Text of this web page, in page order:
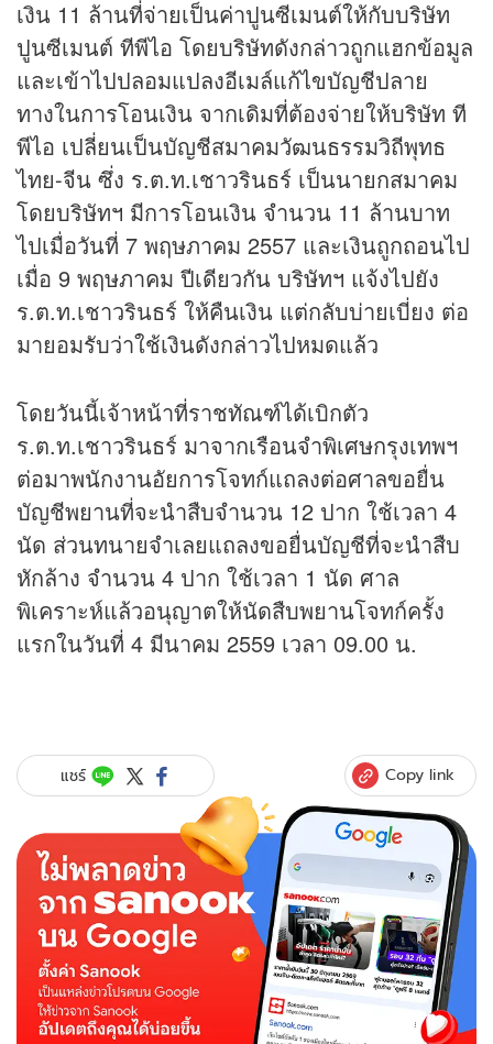
เงิน 11 ล้านที่จ่ายเป็นค่าปูนซีเมนต์ให้กับบริษัท
ปูนซีเมนต์ ทีพีไอ โดยบริษัทดังกล่าวถูกแฮกข้อมูล
และเข้าไปปลอมแปลงอีเมล์แก้ไขบัญชีปลาย
ทางในการโอนเงิน จากเดิมที่ต้องจ่ายให้บริษัท ที
พีไอ เปลี่ยนเป็นบัญชีสมาคมวัฒนธรรมวิถีพุทธ
ไทย-จีน ซึ่ง ร.ต.ท.เชาวรินธร์ เป็นนายกสมาคม
โดยบริษัทฯ มีการโอนเงิน จำนวน 11 ล้านบาท
ไปเมื่อวันที่ 7 พฤษภาคม 2557 และเงินถูกถอนไป
เมื่อ 9 พฤษภาคม ปีเดียวกัน บริษัทฯ แจ้งไปยัง
ร.ต.ท.เชาวรินธร์ ให้คืนเงิน แต่กลับบ่ายเบี่ยง ต่อ
มายอมรับว่าใช้เงินดังกล่าวไปหมดแล้ว
โดยวันนี้เจ้าหน้าที่ราชทัณฑ์ได้เบิกตัว
ร.ต.ท.เชาวรินธร์ มาจากเรือนจำพิเศษกรุงเทพฯ
ต่อมาพนักงานอัยการโจทก์แถลงต่อศาลขอยื่น
บัญชีพยานที่จะนำสืบจำนวน 12 ปาก ใช้เวลา 4
นัด ส่วนทนายจำเลยแถลงขอยื่นบัญชีที่จะนำสืบ
หักล้าง จำนวน 4 ปาก ใช้เวลา 1 นัด ศาล
พิเคราะห์แล้วอนุญาตให้นัดสืบพยานโจทก์ครั้ง
แรกในวันที่ 4 มีนาคม 2559 เวลา 09.00 น.
แชร์ Copy link